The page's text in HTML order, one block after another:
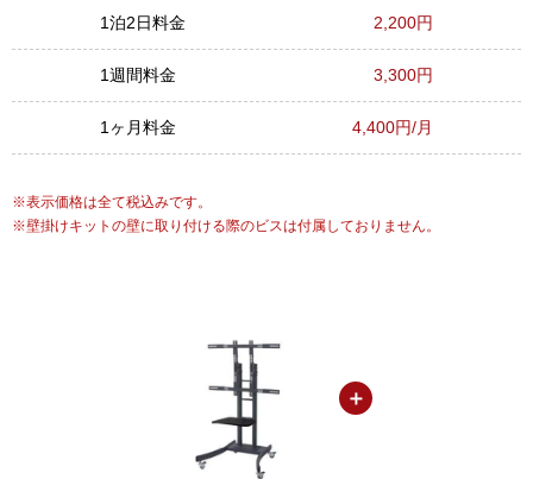
1泊2日料金 2,200円
1週間料金 3,300円
1ヶ月料金 4,400円/月
表示価格は全て税込みです。
壁掛けキットの壁に取り付ける際のビスは付属しておりません。
＋